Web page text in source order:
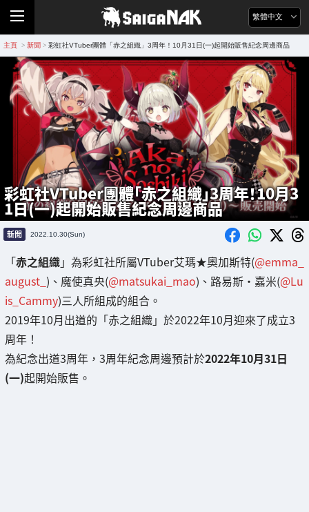
繁體中文
主頁 > 新聞 > 彩虹社VTuber團體「赤之組織」3周年！10月31日(一)起開始販售紀念周邊商品
彩虹社VTuber團體「赤之組織」3周年！10月3
1日(一)起開始販售紀念周邊商品
新聞 2022.10.30(Sun)
「赤之組織」為彩虹社所屬VTuber艾瑪★奧加斯特(@emma_
august_ )、魔使真央(@matsukai_mao)、路易斯・嘉米(@Lu
is_Cammy)三人所組成的組合。
2019年10月出道的「赤之組織」於2022年10月迎來了成立3
周年！
為紀念出道3周年，3周年紀念周邊預計於2022年10月31日
(一)起開始販售。